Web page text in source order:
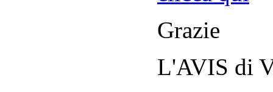
Grazie
L'AVIS di